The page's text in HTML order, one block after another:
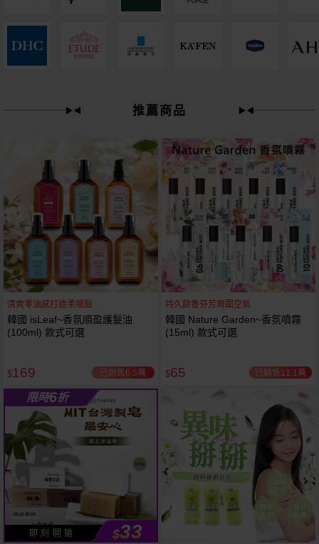
限時
狂殺61折
推薦商品
清爽零油感打造柔順髮
韓國 isLeaf~香氛順盈護髮油
(100ml) 款式可選
$169 已銷售6.5萬
持久餘香芬芳周圍空氣
韓國 Nature Garden~香氛噴霧
(15ml) 款式可選
$65 已銷售11.1萬
限時6折
即 刻 開 搶 $33